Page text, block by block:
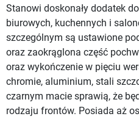
Stanowi doskonały dodatek
biurowych, kuchennych i
szczególnym są ustawione
oraz zaokrąglona część
oraz wykończenie w pięciu
chromie, aluminium, stali
czarnym macie sprawią, że
rodzaju frontów. Posiada aż